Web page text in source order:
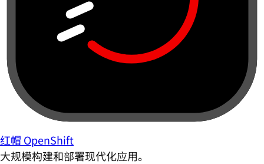
红帽 OpenShift
大规模构建和部署现代化应用。